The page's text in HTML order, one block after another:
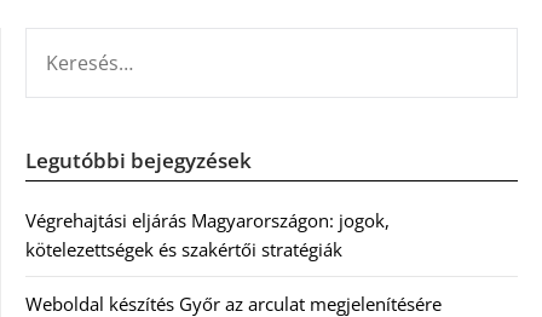
Legutóbbi bejegyzések
Végrehajtási eljárás Magyarországon: jogok,
kötelezettségek és szakértői stratégiák
Weboldal készítés Győr az arculat megjelenítésére